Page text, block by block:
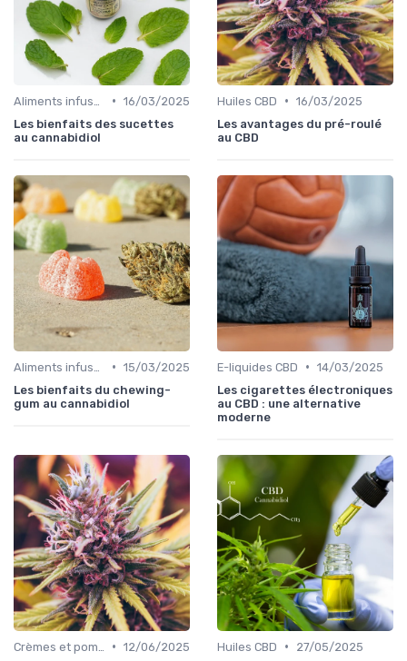
• 16/03/2025
Les bienfaits des sucettes
au cannabidiol
Huiles CBD • 16/03/2025
Les avantages du pré-roulé
au CBD
• 15/03/2025
Les bienfaits du chewing-
gum au cannabidiol
E-liquides CBD • 14/03/2025
Les cigarettes électroniques
au CBD : une alternative
moderne
• 12/06/2025
Huiles CBD •
27/05/2025